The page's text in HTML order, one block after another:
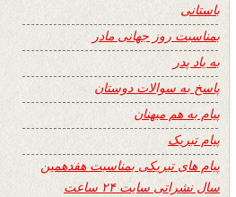
باستانی
بمناسبت روز جهانی مادر
به یاد پدر
پاسخ به سوالات دوستان
پیام به هم میهنان
پیام تبریک
پیام های تبریکی بمناسبت هفدهمین
سال نشراتی سایت ۲۴ ساعت